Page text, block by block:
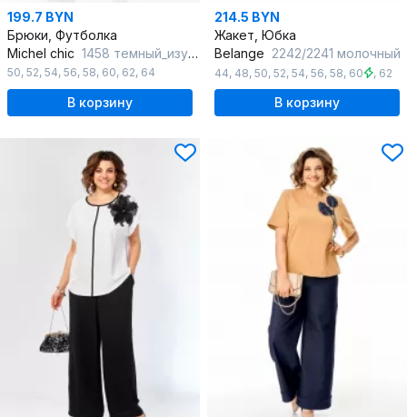
199.7 BYN
Брюки, Футболка
Michel chic 1458 темный_изумруд_белый
50, 52, 54, 56, 58, 60, 62, 64
В корзину
214.5 BYN
Жакет, Юбка
Belange 2242/2241 молочный
44, 48, 50, 52, 54, 56, 58, 60 , 62
В корзину